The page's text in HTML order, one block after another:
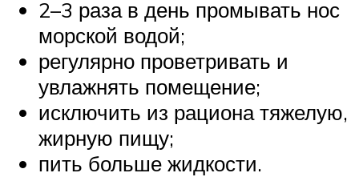
2–3 раза в день промывать нос
морской водой;
регулярно проветривать и
увлажнять помещение;
исключить из рациона тяжелую,
жирную пищу;
пить больше жидкости.